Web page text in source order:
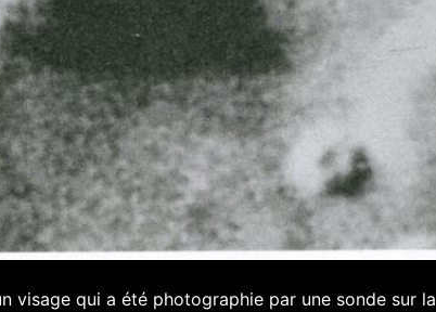
visage qui a été photographie par une sonde sur la